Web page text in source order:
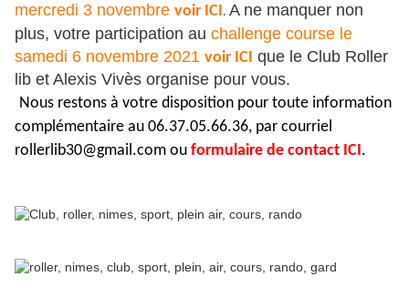
mercredi 3 novembre voir ICI. A ne manquer non
plus, votre participation au challenge course le
samedi 6 novembre 2021 voir ICI que le Club Roller
lib et Alexis Vivès organise pour vous.
Nous restons à votre disposition pour toute information
complémentaire au 06.37.05.66.36, par courriel
rollerlib30@gmail.com ou formulaire de contact ICI.